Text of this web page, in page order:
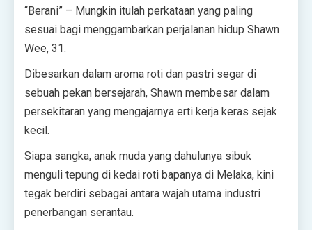
“Berani” – Mungkin itulah perkataan yang paling
sesuai bagi menggambarkan perjalanan hidup Shawn
Wee, 31.
Dibesarkan dalam aroma roti dan pastri segar di
sebuah pekan bersejarah, Shawn membesar dalam
persekitaran yang mengajarnya erti kerja keras sejak
kecil.
Siapa sangka, anak muda yang dahulunya sibuk
menguli tepung di kedai roti bapanya di Melaka, kini
tegak berdiri sebagai antara wajah utama industri
penerbangan serantau.